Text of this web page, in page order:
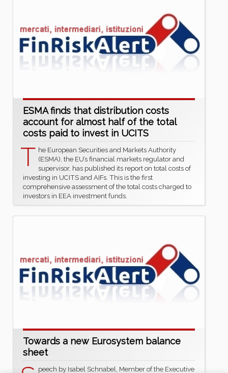
ESMA finds that distribution costs
account for almost half of the total
costs paid to invest in UCITS
T he European Securities and Markets Authority
(ESMA), the EU’s financial markets regulator and
supervisor, has published its report on total costs of
investing in UCITS and AIFs. This is the first
comprehensive assessment of the total costs charged to
investors in EEA investment funds.
Towards a new Eurosystem balance
sheet
peech by Isabel Schnabel, Member of the Executive